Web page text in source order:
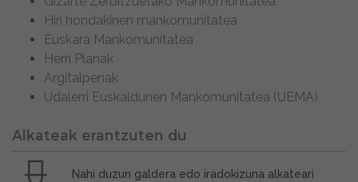
Hiri hondakinen mankomunitatea
Euskara Mankomunitatea
Herri Planak
Argitalpenak
Udalerri Euskaldunen Mankomunitatea (UEMA)
Alkateak erantzuten du
Nahi duzun galdera edo iradokizuna alkateari